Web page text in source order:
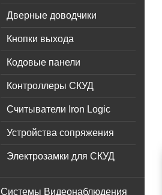
Дверные доводчики
Кнопки выхода
Кодовые панели
Контроллеры СКУД
Считыватели Iron Logic
Устройства сопряжения
Электрозамки для СКУД
Системы Видеонаблюдения